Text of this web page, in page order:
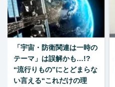
「宇宙・防衛関連は一時の
テーマ」は誤解かも…!?
“流行りもの”にとどまらな
い言える“これだけの理